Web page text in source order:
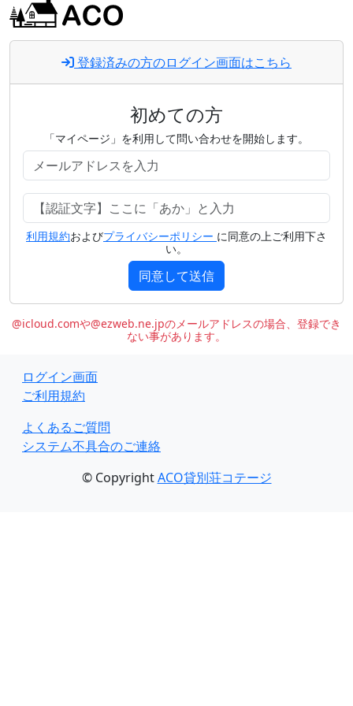
登録済みの方のログイン画面はこちら
初めての方
「マイページ」を利用して問い合わせを開始します。
利用規約およびプライバシーポリシー に同意の上ご利用下さ
い。
同意して送信
@icloud.comや@ezweb.ne.jpのメールアドレスの場合、登録でき
ない事があります。
ログイン画面
ご利用規約
よくあるご質問
システム不具合のご連絡
© CopyrightACO貸別荘コテージ